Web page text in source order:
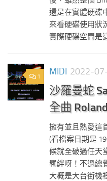
還是在實體硬碟
來看硬碟使用狀
實際硬碟空間是
1 MIDI 2022-
沙羅曼蛇
全曲
擁有並且熱愛這
(看檔案日期是
候就全破過任天
羈絆呀！不過總
大概是大台街機